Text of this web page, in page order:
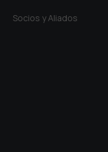
Socios y Aliados